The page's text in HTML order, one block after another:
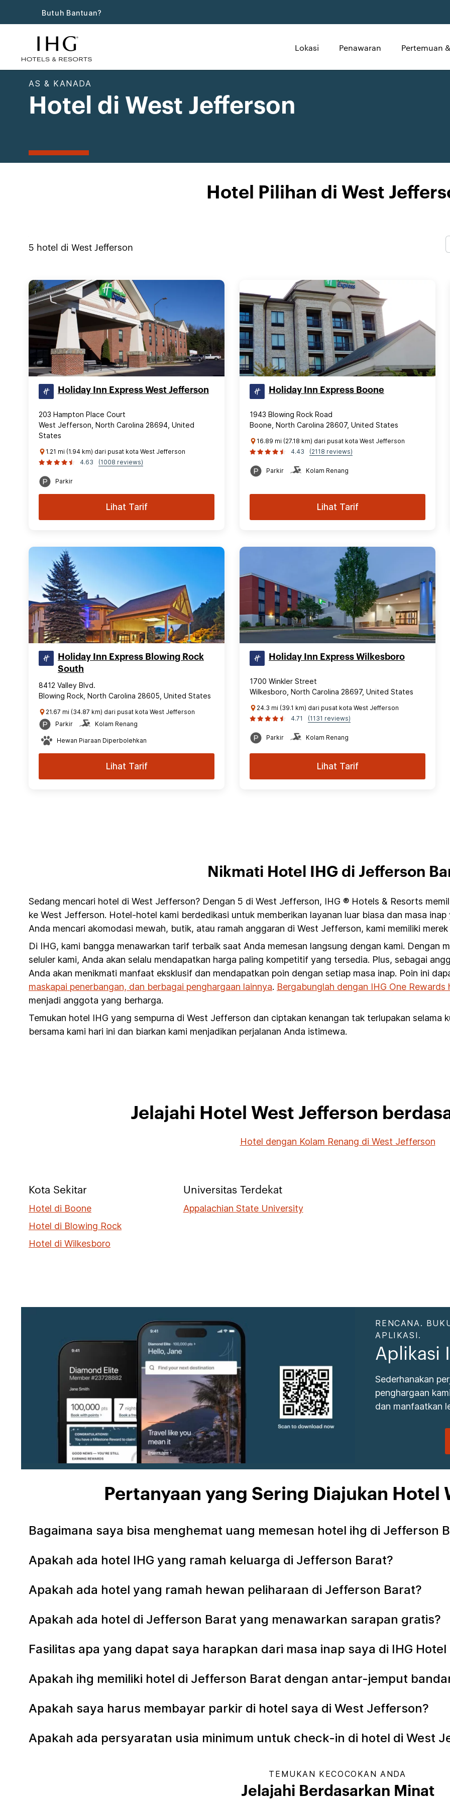
Butuh Bantuan?
Lokasi Penawaran Pertemuan
AS & KANADA
Hotel di West Jefferson
Hotel Pilihan di West
5 hotel di West Jefferson
Holiday Inn Express West Jefferson
203 Hampton Place Court
West Jefferson, North Carolina 28694, United
States
1.21 mi (1.94 km) dari pusat kota West Jefferson
4.63
(1008 reviews)
Parkir
Lihat Tarif
Holiday Inn Express Boone
1943 Blowing Rock Road
Boone, North Carolina 28607, United States
16.89 mi (27.18 km) dari pusat kota West Jefferson
4.43
(2118 reviews)
Parkir Kolam Renang
Lihat Tarif
Holiday Inn Express Blowing Rock
South
8412 Valley Blvd.
Blowing Rock, North Carolina 28605, United States
21.67 mi (34.87 km) dari pusat kota West Jefferson
Parkir
Kolam Renang
Hewan Piaraan Diperbolehkan
Lihat Tarif
Holiday Inn Express Wilkesboro
1700 Winkler Street
Wilkesboro, North Carolina 28697, United States
24.3 mi (39.1 km) dari pusat kota West Jefferson
4.71
(1131 reviews)
Parkir Kolam Renang
Lihat Tarif
Nikmati Hotel IHG di Jefferson
Sedang mencari hotel di West Jefferson? Dengan 5 di West Jefferson, IHG ® Hotels & Resorts
ke West Jefferson. Hotel-hotel kami berdedikasi untuk memberikan layanan luar biasa dan masa
Anda mencari akomodasi mewah, butik, atau ramah anggaran di West Jefferson, kami memiliki
Di IHG, kami bangga menawarkan tarif terbaik saat Anda memesan langsung dengan kami. Dengan
seluler kami, Anda akan selalu mendapatkan harga paling kompetitif yang tersedia. Plus, sebagai
Anda akan menikmati manfaat eksklusif dan mendapatkan poin dengan setiap masa inap. Poin ini
maskapai penerbangan, dan berbagai penghargaan lainnya. Bergabunglah dengan IHG One Rewards
menjadi anggota yang berharga.
Temukan hotel IHG yang sempurna di West Jefferson dan ciptakan kenangan tak terlupakan selama
bersama kami hari ini dan biarkan kami menjadikan perjalanan Anda istimewa.
Jelajahi Hotel West Jefferson
Hotel dengan Kolam Renang di West Jefferson
Kota Sekitar
Hotel di Boone
Hotel di Blowing Rock
Hotel di Wilkesboro
Universitas Terdekat
Appalachian State University
RENCANA.
APLIKASI.
Aplikasi
Sederhanakan
penghargaan
dan manfaatkan
Pertanyaan yang Sering Diajukan Hotel
Bagaimana saya bisa menghemat uang memesan hotel ihg di Jefferson
Apakah ada hotel IHG yang ramah keluarga di Jefferson Barat?
Apakah ada hotel yang ramah hewan peliharaan di Jefferson Barat?
Apakah ada hotel di Jefferson Barat yang menawarkan sarapan gratis?
Fasilitas apa yang dapat saya harapkan dari masa inap saya di IHG
Apakah ihg memiliki hotel di Jefferson Barat dengan antar-jemput
Apakah saya harus membayar parkir di hotel saya di West Jefferson?
Apakah ada persyaratan usia minimum untuk check-in di hotel di West
TEMUKAN KECOCOKAN ANDA
Jelajahi Berdasarkan Minat